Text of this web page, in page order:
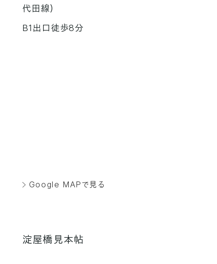
代田線）
B1出口徒歩8分
Google MAPで見る
淀屋橋見本帖